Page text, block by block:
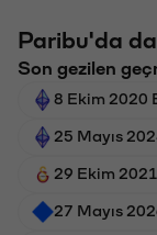
Paribu'da
Son gezilen
8 Ekim 2020
25 Mayıs
29 Ekim
27 Mayıs